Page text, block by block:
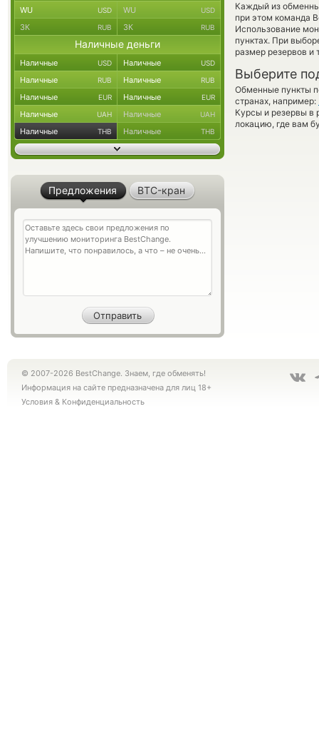
Каждый из
при этом команда
Использование
пунктах. При
размер резервов и
Выберите
Обменные пункты
странах, например:
Курсы и резервы в
локацию, где вам
WU USD WU USD
ЗК RUB ЗК RUB
Наличные деньги
Наличные USD Наличные USD
Наличные RUB Наличные RUB
Наличные EUR Наличные EUR
Наличные UAH Наличные UAH
Наличные THB Наличные THB
Предложения BTC-кран
© 2007-2026 BestChange. Знаем, где обменять!
Информация на сайте предназначена для лиц 18+
Условия & Конфиденциальность